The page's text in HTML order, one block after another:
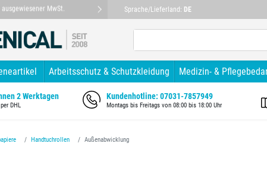
Sprache/Lieferland: DE
MwSt. Mehr als 10 Jahre Branchenerfahrung
Arbeitsschutz & Schutzkleidung Medizin- &
2 Werktagen
DHL
Kundenhotline: 07031-7857949
Montags bis Freitags von 08:00 bis 18:00 Uhr
Handtuchrollen Außenabwicklung